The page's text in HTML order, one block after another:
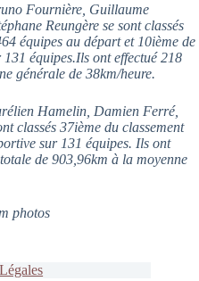
Fournière, Guillaume
Reungère se sont classés
équipes au départ et 10ième de
équipes.Ils ont effectué 218
générale de 38km/heure.
Hamelin, Damien Ferré,
classés 37ième du classement
sur 131 équipes. Ils ont
de 903,96km à la moyenne
photos